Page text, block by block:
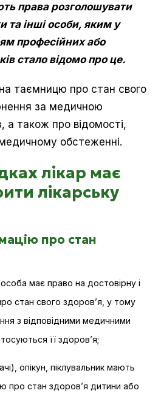
права розголошувати
та інші особи, яким у
професійних або
стало відомо про це.
таємницю про стан свого
за медичною
а також про відомості,
обстеженні.
лікар має
лікарську
про стан
особа має право на достовірну і
стан свого здоров’я, у тому
з відповідними медичними
її здоров’я;
опікун, піклувальник мають
про стан здоров’я дитини або